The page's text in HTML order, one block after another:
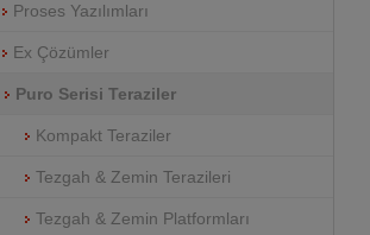
Proses Yazılımları
Ex Çözümler
Puro Serisi Teraziler
Kompakt Teraziler
Tezgah & Zemin Terazileri
Tezgah & Zemin Platformları